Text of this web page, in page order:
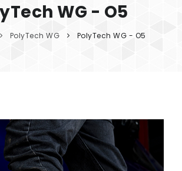
WG - O5
PolyTech WG PolyTech WG - O5